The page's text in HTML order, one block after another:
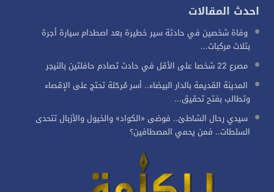
احدث المقالات
وفاة شخصين في حادثة سير خطيرة بعد اصطدام سيارة أجرة
بثلاث مركبات...
مصرع 22 شخصا على الأقل في حادث تصادم حافلتين بالنيجر
المدينة القديمة بالدار البيضاء.. أسر مُرحّلة تحتج على الإقصاء
وتطالب بفتح تحقيق...
سيدي رحال الشاطئ.. فوضى «الكواد» والخيول والأزبال تتحدى
السلطات.. فمن يحمي المصطافين؟